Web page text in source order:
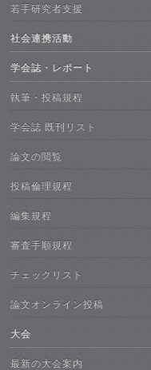
若手研究者支援
社会連携活動
学会誌・レポート
執筆・投稿規程
学会誌 既刊リスト
論文の閲覧
投稿倫理規程
編集規程
審査手順規程
チェックリスト
論文オンライン投稿
大会
最新の大会案内